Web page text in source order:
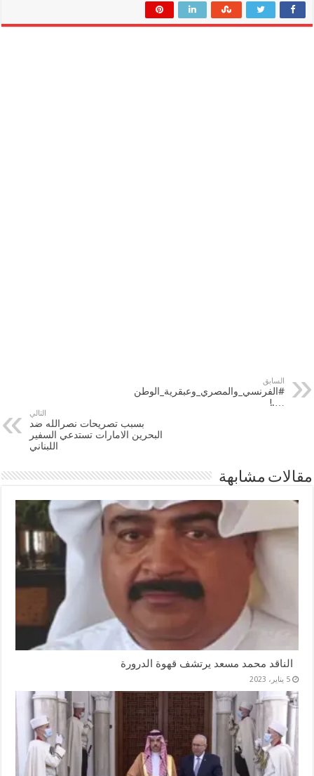
السابق
#الفرنسي_والمصري_وعبقرية_الوطن
….!
التالي
بسبب تصريحات نصرالله ضد
البحرين الامارات تستدعي السفير
اللبناني
مقالات مشابهة
الناقد محمد مسعد يرتشف قهوة الدرورة
5 يناير، 2023